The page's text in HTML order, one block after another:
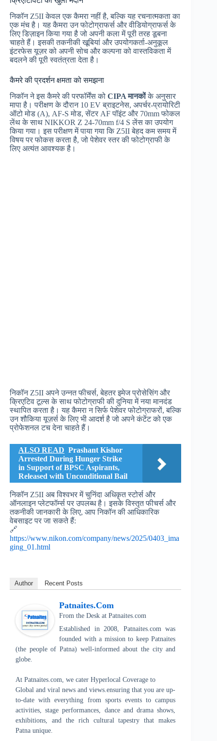
निकॉन Z5II केवल एक कैमरा नहीं है, बल्कि यह रचनात्मकता का
एक मंच है। यह कैमरा उन फोटोग्राफर्स और वीडियोग्राफर्स के
लिए डिज़ाइन किया गया है जो अपनी कला में पूरी तरह डूबना
चाहते हैं। इसकी तकनीकी खूबियां और उपयोगकर्ता-अनुकूल
इंटरफेस यूज़र को अपनी सोच और कल्पना को वास्तविकता में
बदलने की पूरी स्वतंत्रता देता है।
कैमरे की प्रदर्शन क्षमता को समझना
निकॉन ने इस कैमरे की परफॉर्मेंस को CIPA मानकोंके अनुसार
मापा है। परीक्षण के दौरान 10 EV ब्राइटनेस, अपर्चर-प्रायोरिटी
ऑटो मोड (A), AF-S मोड, सेंटर AF पॉइंट और 70mm फोकल
लेंथ के साथ NIKKOR Z 24-70mm f/4 S लेंस का उपयोग
किया गया। इस परीक्षण में पाया गया कि Z5II बेहद कम समय में
विषय पर फोकस करता है, जो पेशेवर स्तर की फोटोग्राफी के
लिए अत्यंत आवश्यक है।
निकॉन Z5II अपने उन्नत फीचर्स, बेहतर इमेज प्रोसेसिंग और
क्रिएटिव टूल्स के साथ फोटोग्राफी की दुनिया में नया मानदंड
स्थापित करता है। यह कैमरा न सिर्फ पेशेवर फोटोग्राफरों, बल्कि
उन शौकिया यूज़र्स के लिए भी आदर्श है जो अपने कंटेंट को एक
प्रोफेशनल टच देना चाहते हैं।
ALSO READ Prashant Kishor
Arrested During Hunger Strike
in Support of BPSC Aspirants,
Released with Unconditional Bail
निकॉन Z5II अब विश्वभर में चुनिंदा अधिकृत स्टोर्स और
ऑनलाइन प्लेटफॉर्म्स पर उपलब्ध है। इसके विस्तृत फीचर्स और
तकनीकी जानकारी के लिए, आप निकॉन की आधिकारिक
वेबसाइट पर जा सकते हैं:
🔗
https://www.nikon.com/company/news/2025/0403_ima
ging_01.html
Author Recent Posts
Patnaites.com
From the Desk at Patnaites.com
Established in 2008, Patnaites.com was
founded with a mission to keep Patnaites
(the people of Patna) well-informed about the city and
globe.
At Patnaites.com, we cater Hyperlocal Coverage to
Global and viral news and views.ensuring that you are up-
to-date with everything from sports events to campus
activities, stage performances, dance and drama shows,
exhibitions, and the rich cultural tapestry that makes
Patna unique.